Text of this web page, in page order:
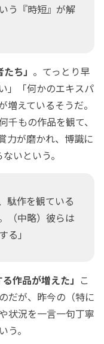
う『時短』が解
ち」 。てっとり早
」「何かのエキスパ
えているそうだ。
もの作品を観て、
力が磨かれ、博識に
いという。
駄作を観ている
（中略）彼らは
る」
作品が増えた」 こ
だが、昨今の（特に
状況を一言一句丁寧
。